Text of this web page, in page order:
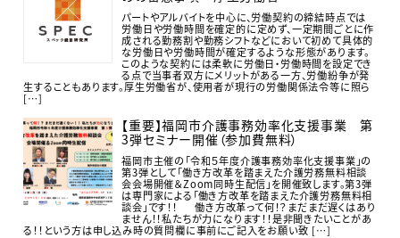
パートやアルバイトを中心に、労働契約の締結時点では
労働日や労働時間を確定的に定めず、一定期間ごとに作
成される勤務割や勤務シフトなどにおいて初めて具体的
な労働日や労働時間が確定するような形態があります。
このような契約には柔軟に労働日・労働時間を設定でき
る点で当事者双方にメリットがある一方、労働紛争が発
生することもあります。厚生労働省が、使用者が現行の労働関係法令等に照ら
[…]
【重要】福岡市介護事務効率化支援事業 第
3弾セミナー開催（参加費無料）
福岡市主催の「令和５年度介護事務効率化支援事業」の
第3弾として「働き方改革を踏まえた介護労務無料相談
会会場開催＆Zoom同時生配信」を開催致します。第3弾
は専門家による「働き方改革を踏まえた介護労務無料相
談会」です！！ 働き方改革って何！？まだまだ遅くはあり
ません！！私たちが力になります！！是非聞きたいことがあ
る！！という方は申し込み時の質問欄に事前にご記入をお願い致 […]